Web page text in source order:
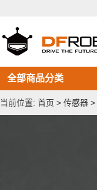
湿
度
传
感
器
(Arduino
兼
容)
全部商品分类
当前位置: 首页 > 传感器 >